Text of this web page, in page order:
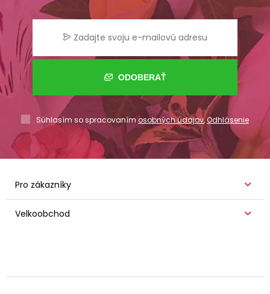
ODOBERAŤ
Súhlasím so spracovaním osobných údajov,Odhlásenie
Pro zákazníky
Velkoobchod